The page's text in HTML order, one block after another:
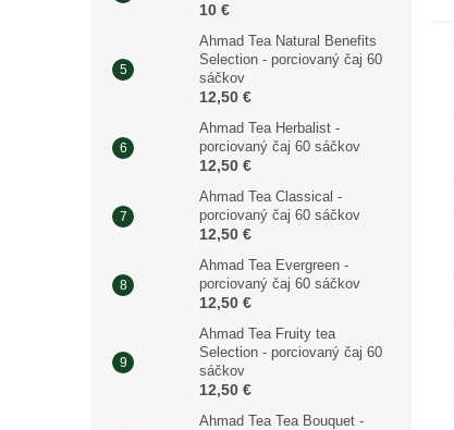
10 €
Ahmad Tea Natural Benefits
Selection - porciovaný čaj 60
sáčkov
12,50 €
Ahmad Tea Herbalist -
porciovaný čaj 60 sáčkov
12,50 €
Ahmad Tea Classical -
porciovaný čaj 60 sáčkov
12,50 €
Ahmad Tea Evergreen -
porciovaný čaj 60 sáčkov
12,50 €
Ahmad Tea Fruity tea
Selection - porciovaný čaj 60
sáčkov
12,50 €
Ahmad Tea Tea Bouquet -